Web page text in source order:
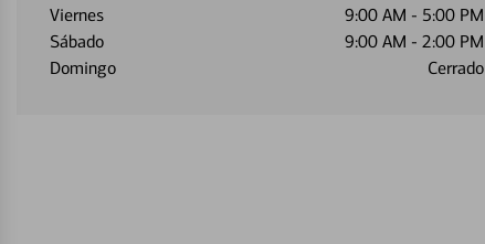
Viernes
9:00 AM - 5:00 PM
Sábado
9:00 AM - 2:00 PM
Domingo
Cerrado